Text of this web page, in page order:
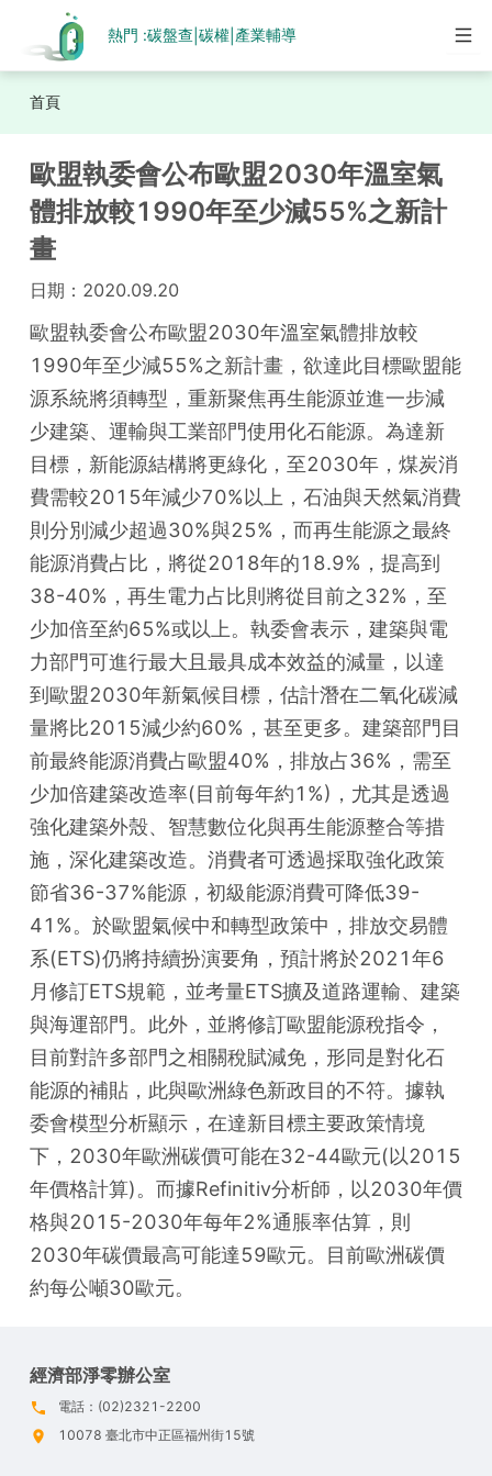
熱門 :碳盤查 碳權| 產業輔導
首頁
歐盟執委會公布歐盟2030年溫室氣
體排放較1990年至少減55%之新計
畫
日期： 2020.09.20
歐盟執委會公布歐盟2030年溫室氣體排放較
1990年至少減55%之新計畫，欲達此目標歐盟能
源系統將須轉型，重新聚焦再生能源並進一步減
少建築、運輸與工業部門使用化石能源。為達新
目標，新能源結構將更綠化，至2030年，煤炭消
費需較2015年減少70%以上，石油與天然氣消費
則分別減少超過30%與25%，而再生能源之最終
能源消費占比，將從2018年的18.9%，提高到
38-40%，再生電力占比則將從目前之32%，至
少加倍至約65%或以上。執委會表示，建築與電
力部門可進行最大且最具成本效益的減量，以達
到歐盟2030年新氣候目標，估計潛在二氧化碳減
量將比2015減少約60%，甚至更多。建築部門目
前最終能源消費占歐盟40%，排放占36%，需至
少加倍建築改造率(目前每年約1%)，尤其是透過
強化建築外殼、智慧數位化與再生能源整合等措
施，深化建築改造。消費者可透過採取強化政策
節省36-37%能源，初級能源消費可降低39-
41%。於歐盟氣候中和轉型政策中，排放交易體
系(ETS)仍將持續扮演要角，預計將於2021年6
月修訂ETS規範，並考量ETS擴及道路運輸、建築
與海運部門。此外，並將修訂歐盟能源稅指令，
目前對許多部門之相關稅賦減免，形同是對化石
能源的補貼，此與歐洲綠色新政目的不符。據執
委會模型分析顯示，在達新目標主要政策情境
下，2030年歐洲碳價可能在32-44歐元(以2015
年價格計算)。而據Refinitiv分析師，以2030年價
格與2015-2030年每年2%通脹率估算，則
2030年碳價最高可能達59歐元。目前歐洲碳價
約每公噸30歐元。
經濟部淨零辦公室
電話：(02)2321-2200
10078 臺北市中正區福州街15號